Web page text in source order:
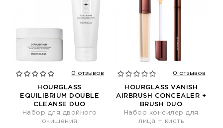
0 отзывов
HOURGLASS
EQUILIBRIUM DOUBLE
CLEANSE DUO
Набор для двойного
очищения
0 отзывов
HOURGLASS VANISH
AIRBRUSH CONCEALER +
BRUSH DUO
Набор консилер для
лица + кисть